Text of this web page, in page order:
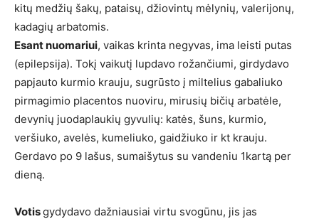
kitų medžių šakų, pataisų, džiovintų mėlynių, valerijonų,
kadagių arbatomis.
Esant nuomariui, vaikas krinta negyvas, ima leisti putas
(epilepsija). Tokį vaikutį lupdavo rožančiumi, girdydavo
papjauto kurmio krauju, sugrūsto į miltelius gabaliuko
pirmagimio placentos nuoviru, mirusių bičių arbatėle,
devynių juodaplaukių gyvulių: katės, šuns, kurmio,
veršiuko, avelės, kumeliuko, gaidžiuko ir kt krauju.
Gerdavo po 9 lašus, sumaišytus su vandeniu 1kartą per
dieną.
Votisgydydavo dažniausiai virtu svogūnu, jis jas